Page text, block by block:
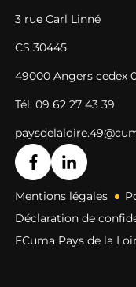
3 rue Carl Linné
CS 30445
49000 Angers cedex
Tél. 09 62 27 43 39
Mentions légales
Déclaration de
FCuma Pays de la